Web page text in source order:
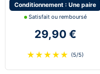
Conditionnement : Une paire
Satisfait ou remboursé
29,90 €
★ ★ ★ ★ ★ (5/5)